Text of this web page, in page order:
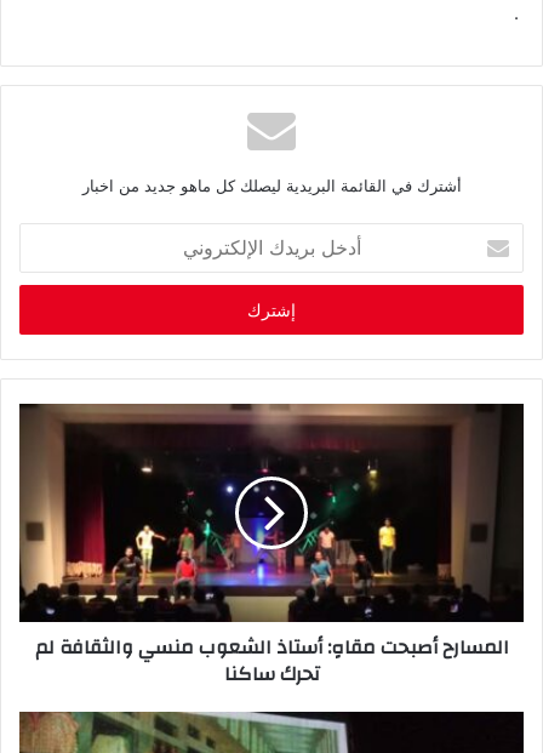
.
أشترك في القائمة البريدية ليصلك كل ماهو جديد من اخبار
خ
ب
ر
المسارح أصبحت مقاهِِ: أستاذ الشعوب منسي والثقافة لم
تحرك ساكنا